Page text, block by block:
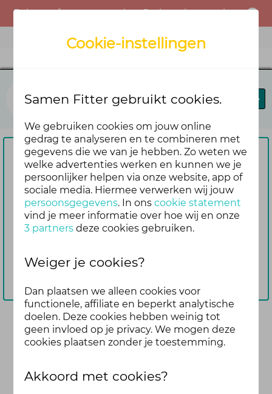
Blij in je brein
Om te reageren vragen we je
eerst om in te loggen
Nog geen account? Maak er dan
gemakkelijk en snel één aan. Dan blijf je
ook automatisch op de hoogte van de
Inloggen
Deel
Cookie-instellingen
Samen Fitter gebruikt cookies.
We gebruiken cookies om jouw online
gedrag te analyseren en te combineren met
gegevens die we van je hebben. Zo weten we
welke advertenties werken en kunnen we je
persoonlijker helpen via onze website, app of
sociale media. Hiermee verwerken wij jouw
persoonsgegevens. In onscookie statement
vind je meer informatie over hoe wij en onze
3 partners deze cookies gebruiken.
Weiger je cookies?
Dan plaatsen we alleen cookies voor
functionele, affiliate en beperkt analytische
doelen. Deze cookies hebben weinig tot
geen invloed op je privacy. We mogen deze
cookies plaatsen zonder je toestemming.
Akkoord met cookies?
Er is een fout opgetreden. Probeer het opnieuw of neem contact op met de beheerder.